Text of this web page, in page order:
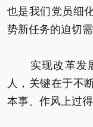
也是我们党员细
势新任务的迫切需
实现改革发展
人，关键在于不
本事、作风上过